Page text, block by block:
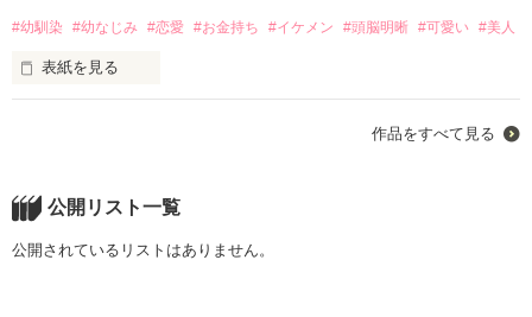
#幼馴染 #幼なじみ #恋愛 #お金持ち #イケメン #頭脳明晰 #可愛い #美人
表紙を見る
物語です。
作品をすべて見る
公開リスト一覧
公開されているリストはありません。